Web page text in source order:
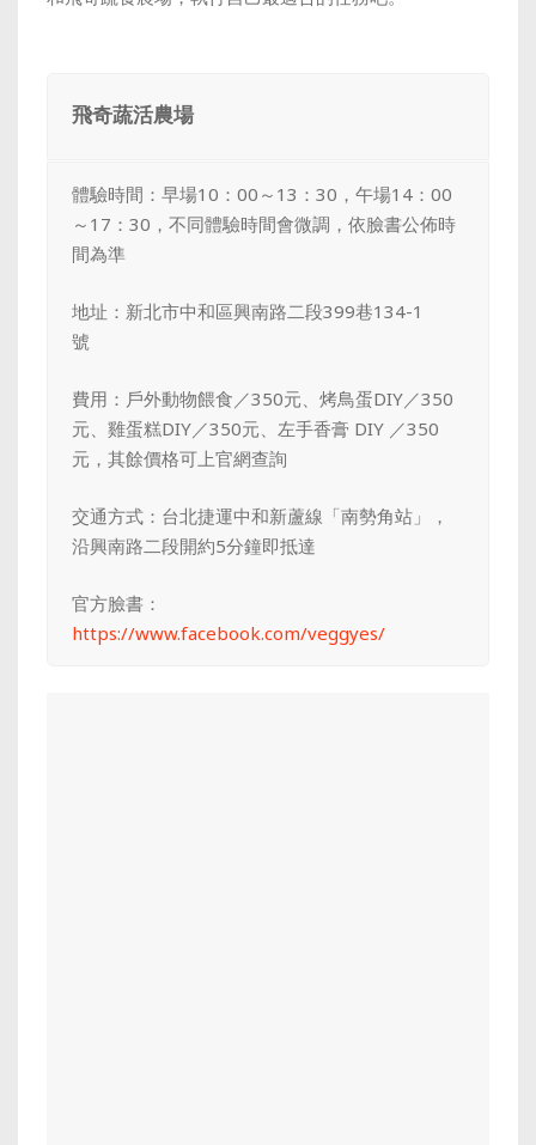
飛奇蔬活農場
體驗時間：早場10：00～13：30，午場14：00
～17：30，不同體驗時間會微調，依臉書公佈時
間為準
地址：新北市中和區興南路二段399巷134-1
號
費用：戶外動物餵食 ／350元 、烤鳥蛋DIY／350
元 、雞蛋糕DIY／350元 、左手香膏 DIY ／350
元 ，其餘價格可上官網查詢
交通方式：台北捷運中和新蘆線「南勢角站」，
沿興南路二段開約5分鐘即抵達
官方臉書：
https://www.facebook.com/veggyes/